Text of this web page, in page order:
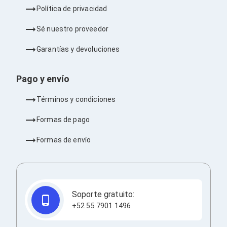
Ventiladores
Unidades de Disco
Quemadores de DVD
Desktop y Portátiles
Accesorios para Laptops
Maletines
Candados para Laptops
Filtros de privacidad
Bases para Laptops
Mochilas para Laptops
Soportes para Celulares y Tablets
Tablets
Audífonos
Webcams
Accesorios para PC's
Política de privacidad
Sé nuestro proveedor
Garantías y devoluciones
Pago y envío
Términos y condiciones
Formas de pago
Formas de envío
Soporte gratuito:
+52 55 7901 1496